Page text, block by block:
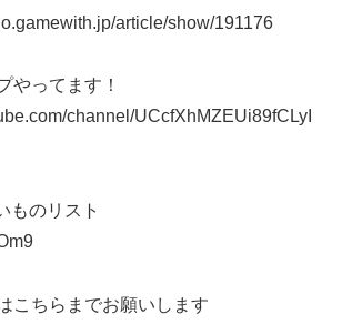
article/show/191176
やってます！
channel/UCcfXhMZEUi89fCLyI
ものリスト
こちらまでお願いします